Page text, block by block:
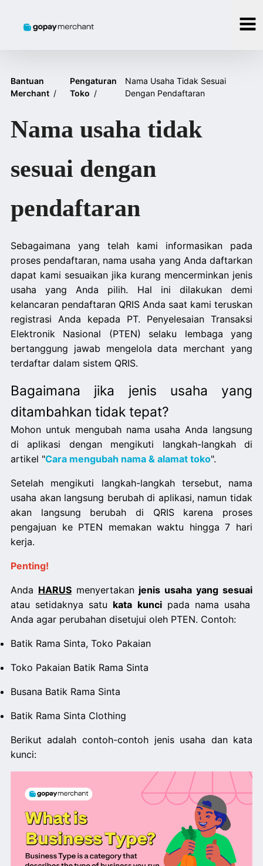
Bantuan
Merchant /
Pengaturan
Toko /
Nama Usaha Tidak Sesuai
Dengan Pendaftaran
Nama usaha tidak
sesuai dengan
pendaftaran
Sebagaimana yang telah kami informasikan pada
proses pendaftaran, nama usaha yang Anda daftarkan
dapat kami sesuaikan jika kurang mencerminkan jenis
usaha yang Anda pilih. Hal ini dilakukan demi
kelancaran pendaftaran QRIS Anda saat kami teruskan
registrasi Anda kepada PT. Penyelesaian Transaksi
Elektronik Nasional (PTEN) selaku lembaga yang
bertanggung jawab mengelola data merchant yang
terdaftar dalam sistem QRIS.
Bagaimana jika jenis usaha yang
ditambahkan tidak tepat?
Mohon untuk mengubah nama usaha Anda langsung
di aplikasi dengan mengikuti langkah-langkah di
artikel "Cara mengubah nama & alamat toko".
Setelah mengikuti langkah-langkah tersebut, nama
usaha akan langsung berubah di aplikasi, namun tidak
akan langsung berubah di QRIS karena proses
pengajuan ke PTEN memakan waktu hingga 7 hari
kerja.
Penting!
Anda HARUSmenyertakanjenis usaha yang sesuai
atau setidaknya satu kata kuncipada nama usaha
Anda agar perubahan disetujui oleh PTEN. Contoh:
Batik Rama Sinta, Toko Pakaian
Toko Pakaian Batik Rama Sinta
Busana Batik Rama Sinta
Batik Rama Sinta Clothing
Berikut adalah contoh-contoh jenis usaha dan kata
kunci: